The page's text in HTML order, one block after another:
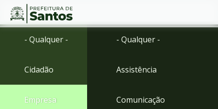
Ir
Ir
Conteúdo
- Qualquer -
Cidadão
Empresa
- Qualquer -
Assistência
Comunicação